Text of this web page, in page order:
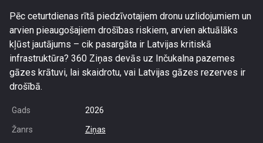
Pēc ceturtdienas rītā piedzīvotajiem dronu uzlidojumiem un
arvien pieaugošajiem drošības riskiem, arvien aktuālāks
kļūst jautājums – cik pasargāta ir Latvijas kritiskā
infrastruktūra? 360 Ziņas devās uz Inčukalna pazemes
gāzes krātuvi, lai skaidrotu, vai Latvijas gāzes rezerves ir
drošībā.
Gads 2026
Žanrs Ziņas